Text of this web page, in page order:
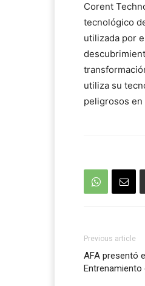
Corent
tecnológico
utilizada por
utiliza su
peligrosos en
Previous article
AFA presentó
Entrenamiento